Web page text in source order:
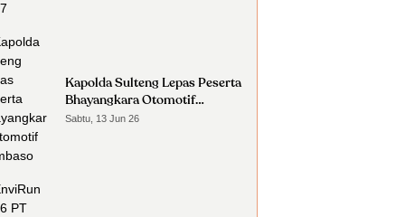
Kapolda Sulteng Lepas Peserta
Bhayangkara Otomotif
Nambaso
Sabtu, 13 Jun 26